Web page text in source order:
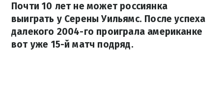
Почти 10 лет не может россиянка
выиграть у Серены Уильямс. После успеха
далекого 2004-го проиграла американке
вот уже 15-й матч подряд.